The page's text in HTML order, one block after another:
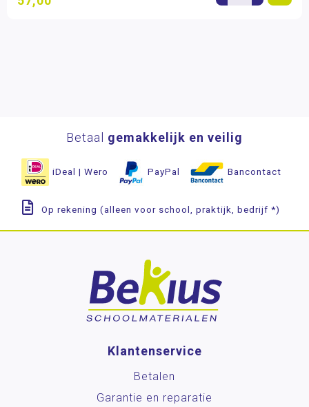
Betaal gemakkelijk en veilig
iDeal | Wero PayPal Bancontact
Op rekening (alleen voor school, praktijk, bedrijf *)
Klantenservice
Betalen
Garantie en reparatie